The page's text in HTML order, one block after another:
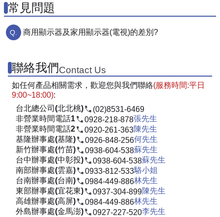
常見問題
商用顯示器及家用顯示器(電視)的差別?
聯絡我們Contact Us
如任何產品相關需求，歡迎您與我們聯絡(服務時間:平日
9:00~18:00):
台北總公司(北北桃)
(02)8531-6469
非營業時間電話1
0928-218-878張先生
非營業時間電話2
0920-261-363陳先生
基隆辦事處(基隆)
0926-848-256何先生
新竹辦事處(竹苗)
0938-604-538蘇先生
台中辦事處(中彰投)
0938-604-538蘇先生
南部辦事處(雲嘉)
0933-812-533駱小姐
台南辦事處(台南)
0984-449-886林先生
東部辦事處(宜花東)
0937-304-899陳先生
高雄辦事處(高屏)
0984-449-886林先生
外島辦事處(金馬澎)
0927-227-520李先生